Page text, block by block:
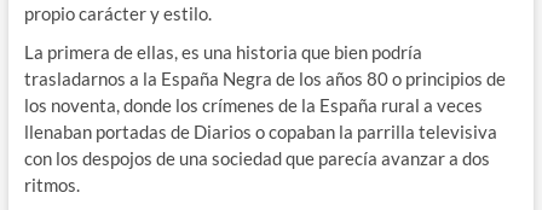
propio carácter y estilo.
La primera de ellas, es una historia que bien podría
trasladarnos a la España Negra de los años 80 o principios de
los noventa, donde los crímenes de la España rural a veces
llenaban portadas de Diarios o copaban la parrilla televisiva
con los despojos de una sociedad que parecía avanzar a dos
ritmos.